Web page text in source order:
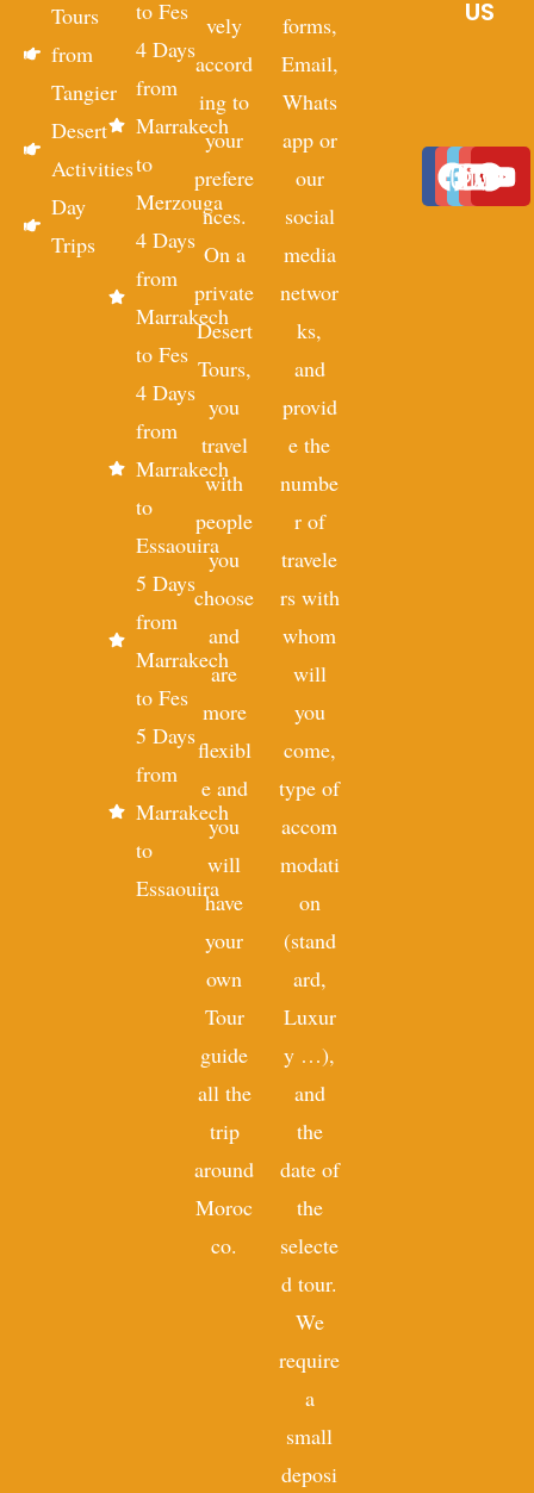
Tours
from
Tangier
Desert
Activities
Day
Trips
to Fes
4 Days
from
Marrakech
to
Merzouga
4 Days
from
Marrakech
to Fes
4 Days
from
Marrakech
to
Essaouira
5 Days
from
Marrakech
to Fes
5 Days
from
Marrakech
to
Essaouira
vely
accord
ing to
your
prefere
nces.
On a
private
Desert
Tours,
you
travel
with
people
you
choose
and
are
more
flexibl
e and
you
will
have
your
own
Tour
guide
all the
trip
around
Moroc
co.
forms,
Email,
Whats
app or
our
social
media
networ
ks,
and
provid
e the
numbe
r of
travele
rs with
whom
will
you
come,
type of
accom
modati
on
(stand
ard,
Luxur
y …),
and
the
date of
the
selecte
d tour.
We
require
a
small
deposi
US